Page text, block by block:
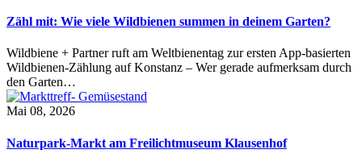
Zähl mit: Wie viele Wildbienen summen in deinem Garten?
Wildbiene + Partner ruft am Weltbienentag zur ersten App-basierten
Wildbienen-Zählung auf Konstanz – Wer gerade aufmerksam durch
den Garten…
Mai 08, 2026
Naturpark-Markt am Freilichtmuseum Klausenhof